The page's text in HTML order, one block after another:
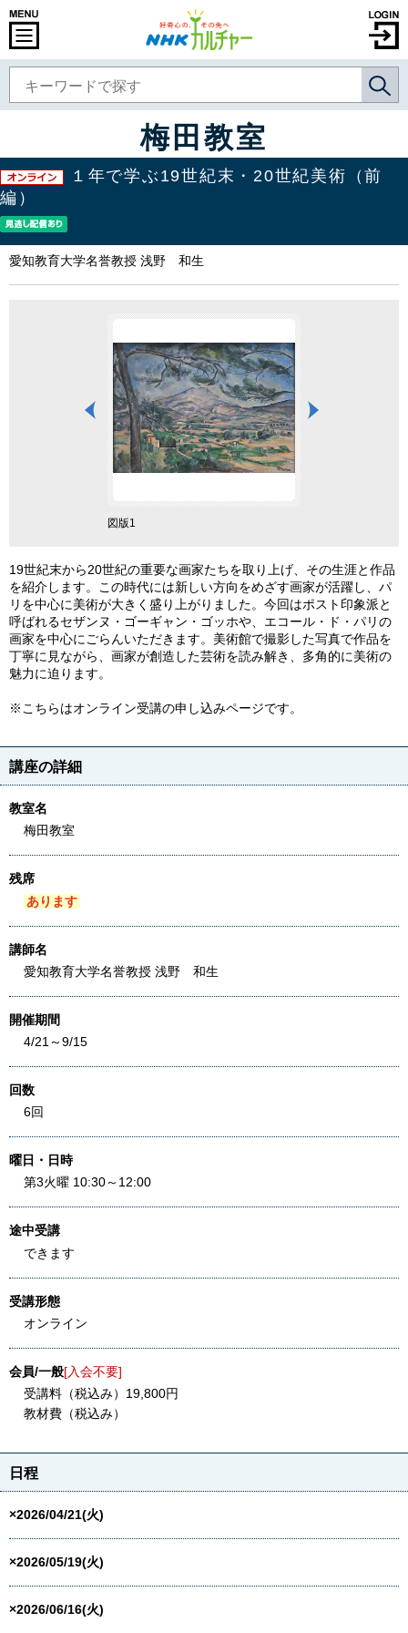
梅田教室
１年で学ぶ19世紀末・20世紀美術（前
編）
愛知教育大学名誉教授 浅野 和生
図版1
19世紀末から20世紀の重要な画家たちを取り上げ、その生涯と作品
を紹介します。この時代には新しい方向をめざす画家が活躍し、パ
リを中心に美術が大きく盛り上がりました。今回はポスト印象派と
呼ばれるセザンヌ・ゴーギャン・ゴッホや、エコール・ド・パリの
画家を中心にごらんいただきます。美術館で撮影した写真で作品を
丁寧に見ながら、画家が創造した芸術を読み解き、多角的に美術の
魅力に迫ります。
※こちらはオンライン受講の申し込みページです。
講座の詳細
教室名
梅田教室
残席
あります
講師名
愛知教育大学名誉教授 浅野 和生
開催期間
4/21～9/15
回数
6回
曜日・日時
第3火曜 10:30～12:00
途中受講
できます
受講形態
オンライン
会員/一般[入会不要]
受講料（税込み）19,800円
教材費（税込み）
日程
×2026/04/21(火)
×2026/05/19(火)
×2026/06/16(火)